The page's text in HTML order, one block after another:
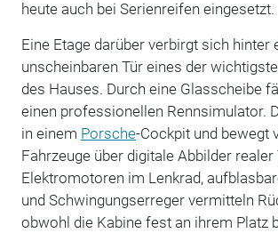
heute auch bei Serienreifen eingesetzt.
Eine Etage darüber verbirgt sich hinter
unscheinbaren Tür eines der
des Hauses. Durch eine Glasscheibe
einen professionellen Rennsimulator.
in einem Porsche-Cockpit und bewegt
Fahrzeuge über digitale Abbilder
Elektromotoren im Lenkrad,
und Schwingungserreger vermitteln
obwohl die Kabine fest an ihrem Platz